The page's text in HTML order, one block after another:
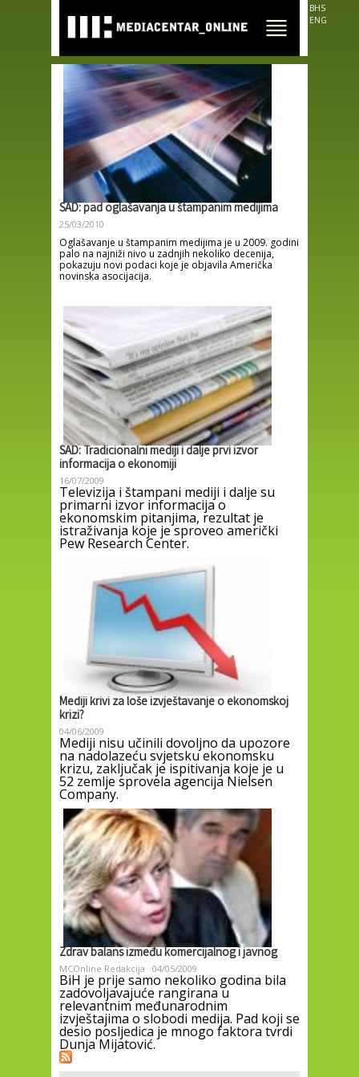
main
content
BHS
ENG
SAD: pad oglašavanja u štampanim medijima
25/03/2010
Oglašavanje u štampanim medijima je u 2009. godini
palo na najniži nivo u zadnjih nekoliko decenija,
pokazuju novi podaci koje je objavila Američka
novinska asocijacija.
SAD: Tradicionalni mediji i dalje prvi izvor
informacija o ekonomiji
16/07/2009
Televizija i štampani mediji i dalje su
primarni izvor informacija o
ekonomskim pitanjima, rezultat je
istraživanja koje je sproveo američki
Pew Research Center.
Mediji krivi za loše izvještavanje o ekonomskoj
krizi?
04/06/2009
Mediji nisu učinili dovoljno da upozore
na nadolazeću svjetsku ekonomsku
krizu, zaključak je ispitivanja koje je u
52 zemlje sprovela agencija Nielsen
Company.
Zdrav balans između komercijalnog i javnog
MCOnline Redakcija 04/05/2009
BiH je prije samo nekoliko godina bila
zadovoljavajuće rangirana u
relevantnim međunarodnim
izvještajima o slobodi medija. Pad koji se
desio posljedica je mnogo faktora tvrdi
Dunja Mijatović.